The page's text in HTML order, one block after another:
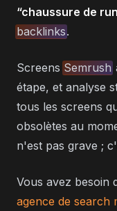
“chaussure de
backlinks.
Screens Semrush
étape, et analyse
tous les screens
obsolètes au
n'est pas grave ;
Vous avez besoin
agence de search